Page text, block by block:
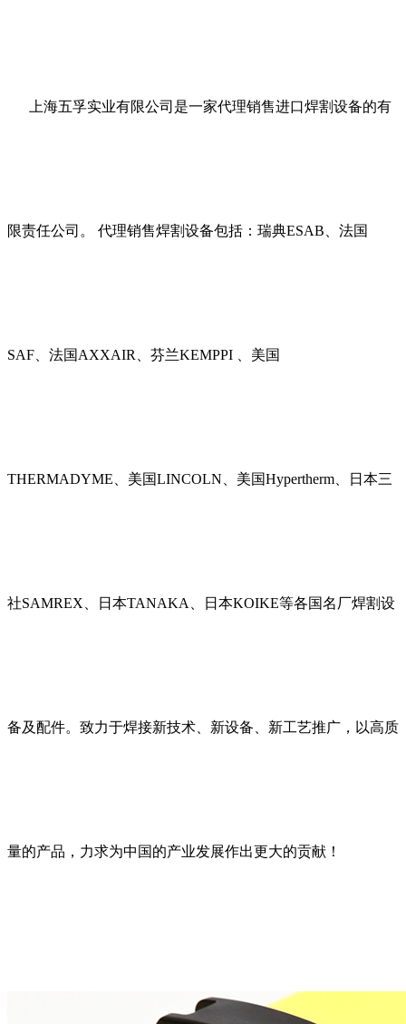
上海五孚实业有限公司是一家代理销售进口焊割设备的有
限责任公司。 代理销售焊割设备包括：瑞典ESAB、法国
SAF、法国AXXAIR、芬兰KEMPPI 、美国
THERMADYME、美国LINCOLN、美国Hypertherm、日本三
社SAMREX、日本TANAKA、日本KOIKE等各国名厂焊割设
备及配件。致力于焊接新技术、新设备、新工艺推广，以高质
量的产品，力求为中国的产业发展作出更大的贡献！